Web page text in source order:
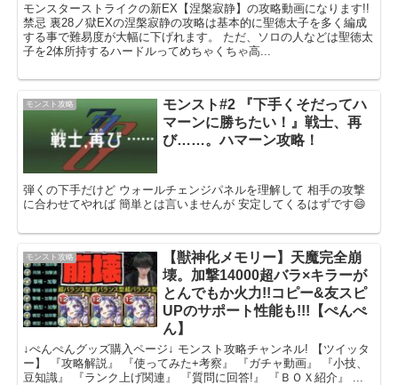
モンスターストライクの新EX【涅槃寂静】の攻略動画になります!!
禁忌 裏28ノ獄EXの涅槃寂静の攻略は基本的に聖徳太子を多く編成
する事で難易度が大幅に下げれます。 ただ、ソロの人などは聖徳太
子を2体所持するハードルってめちゃくちゃ高...
モンスト攻略
モンスト#2 『下手くそだってハ
マーンに勝ちたい！』戦士、再
び……。ハマーン攻略！
弾くの下手だけど ウォールチェンジパネルを理解して 相手の攻撃
に合わせてやれば 簡単とは言いませんが 安定してくるはずです😄
モンスト攻略
【獣神化メモリー】天魔完全崩
壊。加撃14000超バラ×キラーが
とんでもか火力!!コピー&友スピ
UPのサポート性能も!!!【ぺんぺ
ん】
↓ぺんぺんグッズ購入ページ↓ モンスト攻略チャンネル! 【ツイッタ
ー】 『攻略解説』 『使ってみた+考察』 『ガチャ動画』 『小技、
豆知識』 『ランク上げ関連』 『質問に回答!』 『ＢＯＸ紹介』 ...